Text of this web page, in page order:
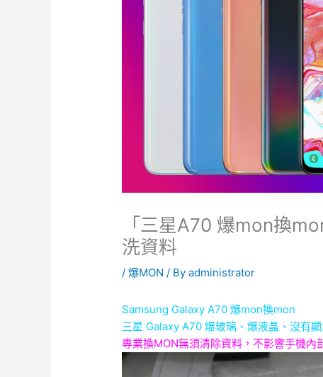
「三星A70 爆mon換
洗資料
/爆MON / Byadministrator
Samsung Galaxy A70 爆mon換mon
三星 Galaxy A70 爆玻璃、爆液晶、沒有
專業換MON無須清除資料，不影響手機內